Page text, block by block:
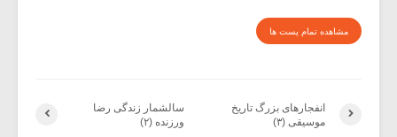
مشاهده تمام پست ها
سالشمار زندگی رضا
ورزنده (۲)
انفجارهای بزرگ تاریخ
موسیقی (۳)